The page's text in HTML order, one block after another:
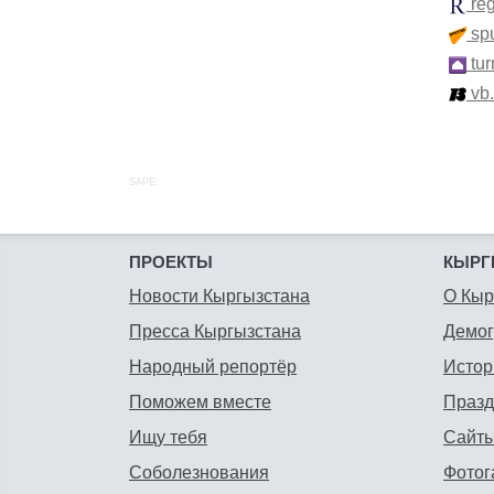
SAPE:
ПРОЕКТЫ
Новости Кыргызстана
Пресса Кыргызстана
Народный репортёр
Поможем вместе
Ищу тебя
Соболезнования
О